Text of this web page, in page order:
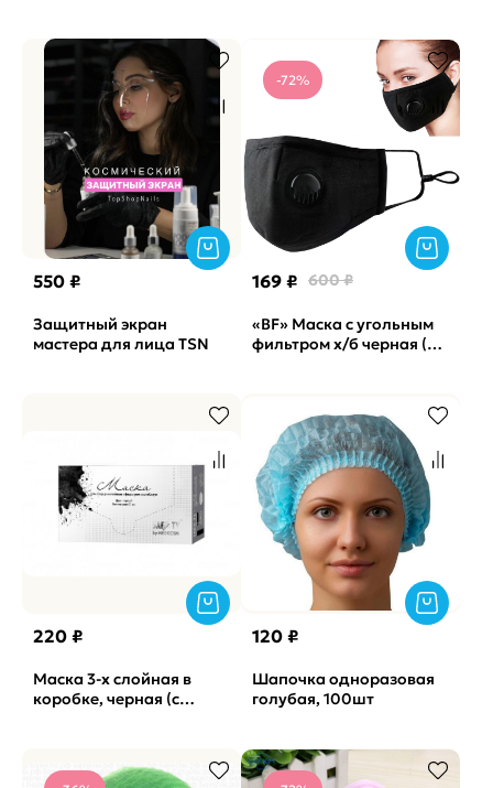
550 ₽
Защитный экран
мастера для лица TSN
-72%
169 ₽ 600 ₽
«BF» Маска с угольным
фильтром х/б черная (2
220 ₽
Маска 3-х слойная в
коробке, черная (с
120 ₽
Шапочка одноразовая
голубая, 100шт